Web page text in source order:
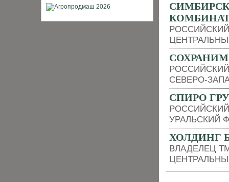
СЕВЕРО-
СПИРО
УРАЛЬСКИЙ
ХОЛДИНГ
ВЛАДЕЛЕЦ